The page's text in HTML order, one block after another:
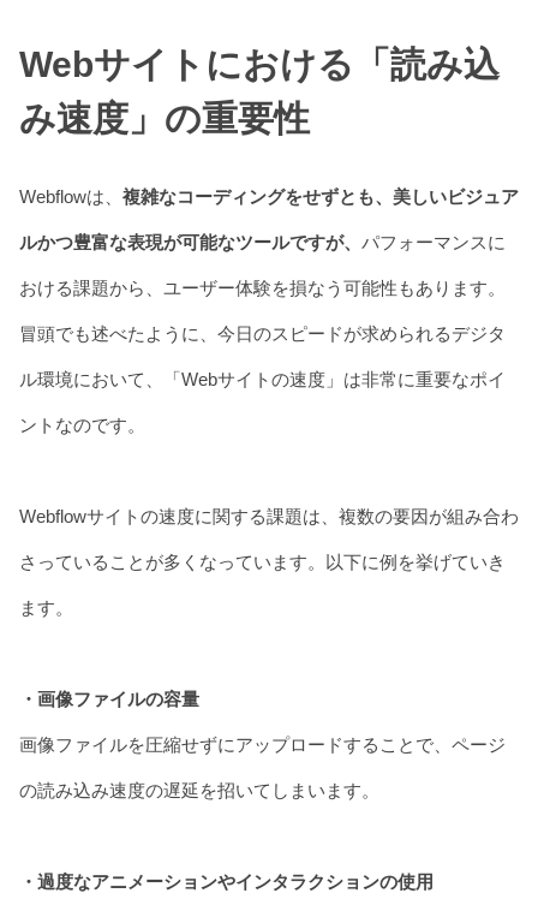
Webサイトにおける「読み込
み速度」の重要性
Webflowは、 複雑なコーディングをせずとも、美しいビジュア
ルかつ豊富な表現が可能なツールですが、 パフォーマンスに
おける課題から、ユーザー体験を損なう可能性もあります。
冒頭でも述べたように、今日のスピードが求められるデジタ
ル環境において、「Webサイトの速度」は非常に重要なポイ
ントなのです。
Webflowサイトの速度に関する課題は、複数の要因が組み合わ
さっていることが多くなっています。以下に例を挙げていき
ます。
・画像ファイルの容量
画像ファイルを圧縮せずにアップロードすることで、ページ
の読み込み速度の遅延を招いてしまいます。
・過度なアニメーションやインタラクションの使用